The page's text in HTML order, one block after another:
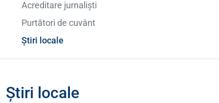
Acreditare jurnaliști
Purtători de cuvânt
Știri locale
Știri locale